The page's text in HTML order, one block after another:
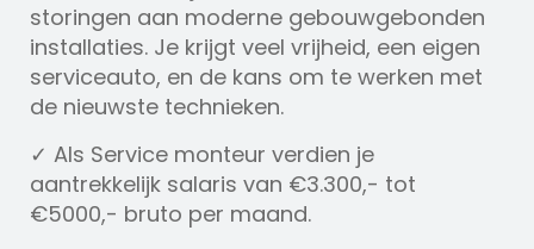
storingen aan moderne gebouwgebonden
installaties. Je krijgt veel vrijheid, een eigen
serviceauto, en de kans om te werken met
de nieuwste technieken.
✓ Als Service monteur verdien je
aantrekkelijk salaris van €3.300,- tot
€5000,- bruto per maand.